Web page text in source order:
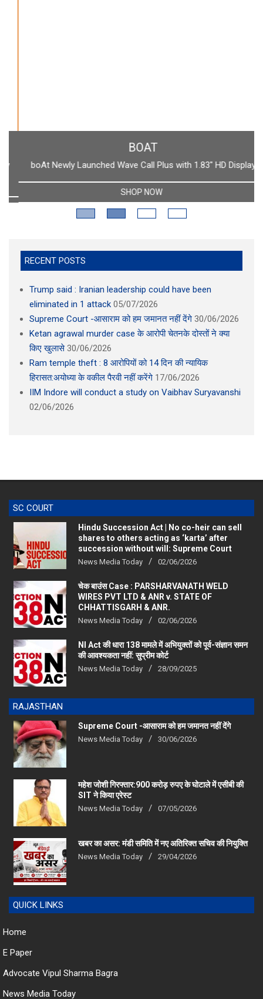
BOAT
boAt Newly Launched Wave Call Plus with 1.83" HD Display
SHOP NOW
RECENT POSTS
Trump said : Iranian leadership could have been
eliminated in 1 attack 05/07/2026
Supreme Court -आसाराम को हम जमानत नहीं देंगे 30/06/2026
Ketan agrawal murder case के आरोपी चेतनके दोस्तों ने क्या
किए खुलासे 30/06/2026
Ram temple theft : 8 आरोपियों को 14 दिन की न्यायिक
हिरासत:अयोध्या के वकील पैरवी नहीं करेंगे 17/06/2026
IIM Indore will conduct a study on Vaibhav Suryavanshi
02/06/2026
SC COURT
Hindu Succession Act | No co-heir can sell
shares to others acting as ‘karta’ after
succession without will: Supreme Court
News Media Today 02/06/2026
चेक बाउंस Case : PARSHARVANATH WELD
WIRES PVT LTD & ANR v. STATE OF
CHHATTISGARH & ANR.
News Media Today 02/06/2026
NI Act की धारा 138 मामले में अभियुक्तों को पूर्व-संज्ञान समन
की आवश्यकता नहीं: सुप्रीम कोर्ट
News Media Today 28/09/2025
RAJASTHAN
Supreme Court -आसाराम को हम जमानत नहीं देंगे
News Media Today 30/06/2026
महेश जोशी गिरफ्तार:900 करोड़ रुपए के घोटाले में एसीबी की
SIT ने किया एरेस्‍ट
News Media Today 07/05/2026
खबर का असर: मंडी समिति में नए अतिरिक्त सचिव की नियुक्ति
News Media Today 29/04/2026
QUICK LINKS
Home
E Paper
Advocate Vipul Sharma Bagra
News Media Today